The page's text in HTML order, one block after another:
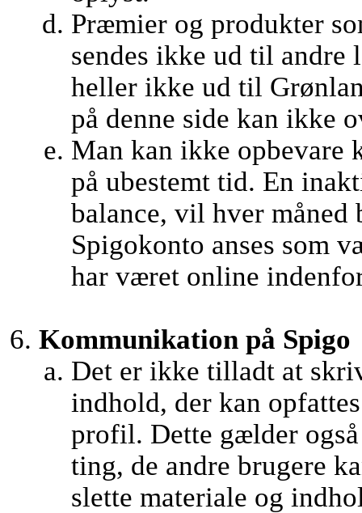
Præmier og produkter
sendes ikke ud til andre
heller ikke ud til
på denne side kan ikke
Man kan ikke opbevare
på ubestemt tid. En
balance, vil hver
Spigokonto anses som
har været online
Kommunikation på Spigo
Det er ikke tilladt at
indhold, der kan
profil. Dette gælder
ting, de andre brugere
slette materiale og